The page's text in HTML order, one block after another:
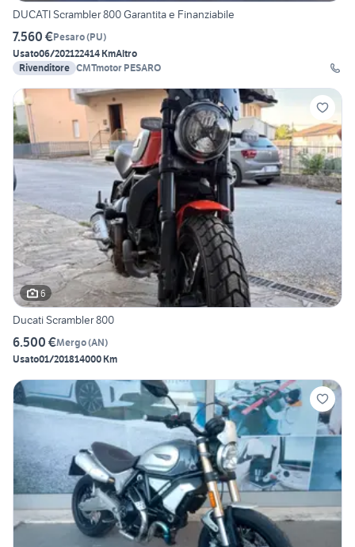
DUCATI Scrambler 800 Garantita e Finanziabile
7.560 €Pesaro(PU)
Usato06/202122414 KmAltro
Rivenditore CMTmotor PESARO
6
Ducati Scrambler 800
6.500 €Mergo(AN)
Usato01/201814000 Km